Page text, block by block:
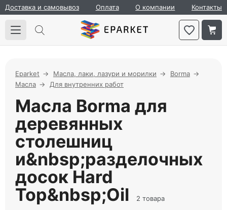
Доставка и самовывоз Оплата О компании Контакты
Eparket Масла, лаки, лазури и морилки
Borma
Масла
Для внутренних работ
Масла Borma для
деревянных
столешниц
и&nbsp;разделочных
досок Hard
Top&nbsp;Oil
2 товара